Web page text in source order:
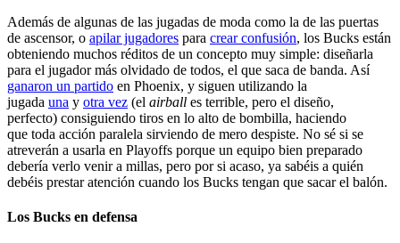
Además de algunas de las jugadas de moda como la de las puertas
de ascensor, o apilar jugadores para crear confusión, los Bucks están
obteniendo muchos réditos de un concepto muy simple: diseñarla
para el jugador más olvidado de todos, el que saca de banda. Así
ganaron un partido en Phoenix, y siguen utilizando la
jugada una y otra vez (el airball es terrible, pero el diseño,
perfecto) consiguiendo tiros en lo alto de bombilla, haciendo
que toda acción paralela sirviendo de mero despiste. No sé si se
atreverán a usarla en Playoffs porque un equipo bien preparado
debería verlo venir a millas, pero por si acaso, ya sabéis a quién
debéis prestar atención cuando los Bucks tengan que sacar el balón.
Los Bucks en defensa